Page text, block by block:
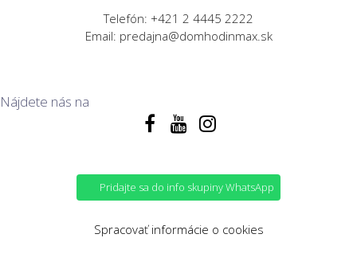
Telefón: +421 2 4445 2222
Email: predajna@domhodinmax.sk
Nájdete nás na
Pridajte sa do info skupiny WhatsApp
Spracovať informácie o cookies